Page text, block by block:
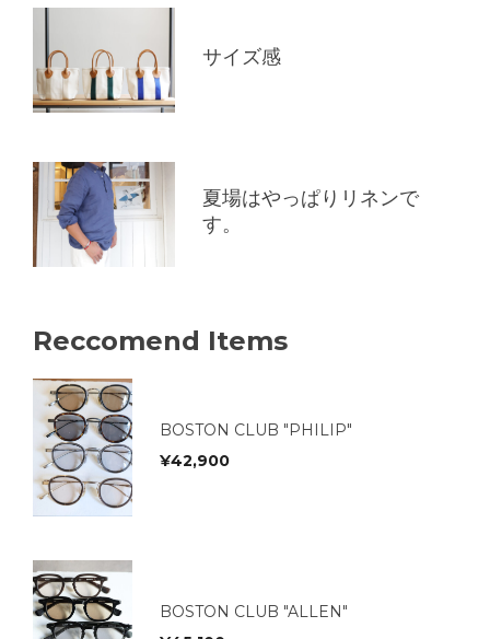
サイズ感
夏場はやっぱりリネンで
す。
Reccomend Items
BOSTON CLUB "PHILIP"
¥42,900
BOSTON CLUB "ALLEN"